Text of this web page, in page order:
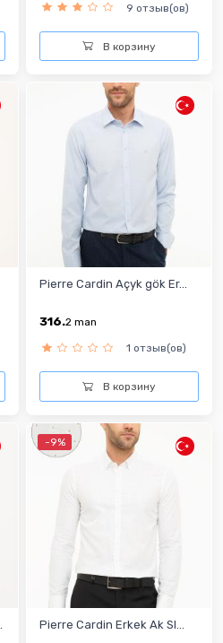
9 отзыв(ов)
В корзину
Pierre Cardin Açyk gök Er...
316.2 man
1 отзыв(ов)
В корзину
-9%
Pierre Cardin Erkek Ak Sl...